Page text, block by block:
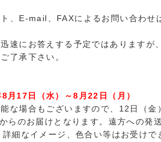
、E-mail、FAXによるお問い合わせ
速にお答えする予定ではありますが
了承下さい。
月17日（水）～8月22日（月）
な場合もございますので、12日（
らのお届けとなります。遠方への発
細なイメージ、色合い等はお受けで